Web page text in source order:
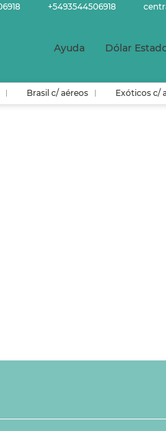
+5493544506918
Ayuda Dólar
Brasil c/ aéreos Exóticos c/